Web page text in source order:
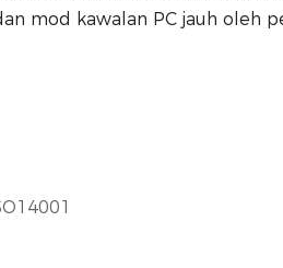
mod kawalan PC jauh oleh